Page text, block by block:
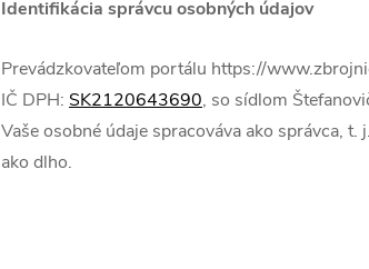
Identifikácia správcu osobných údajov
Prevádzkovateľom portálu https://
IČ DPH: SK2120643690, so sídlom
Vaše osobné údaje spracováva ako správca,
ako dlho.